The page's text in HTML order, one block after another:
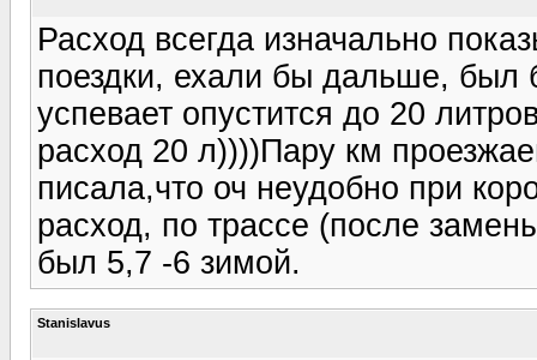
Расход всегда изначально
поездки, ехали бы дальше,
успевает опустится до 20
расход 20 л))))Пару км
писала,что оч неудобно при
расход, по трассе (после
был 5,7 -6 зимой.
Stanislavus